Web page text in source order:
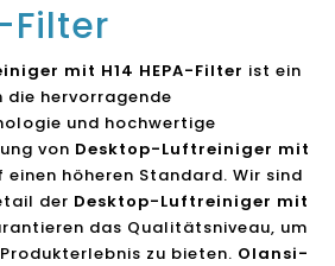
Filter
mit H14 HEPA-Filter ist ein
die hervorragende
und hochwertige
von Desktop-Luftreiniger mit
einen höheren Standard. Wir sind
der Desktop-Luftreiniger mit
das Qualitätsniveau, um
zu bieten. Olansi-